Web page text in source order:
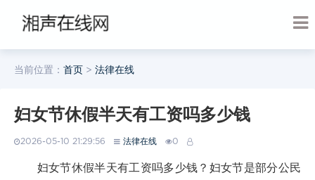
当前位置： 首页 > 法律在线
妇女节休假半天有工资吗多少钱
2026-05-10 21:29:56 法律在线 0
妇女节休假半天有工资吗多少钱？妇女节是部分公民